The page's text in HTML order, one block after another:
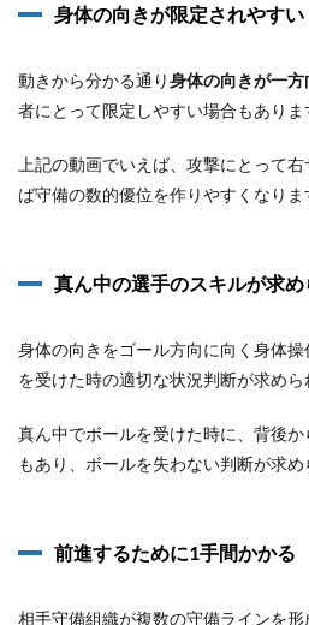
身体の向きが限定されやすい
動きから分かる通り身体の向きが一方
者にとって限定しやすい場合もありま
上記の動画でいえば、攻撃にとって
ば守備の数的優位を作りやすくなりま
真ん中の選手のスキルが求め
身体の向きをゴール方向に向く身体
を受けた時の適切な状況判断が求めら
真ん中でボールを受けた時に、背後
もあり、ボールを失わない判断が求め
前進するために1手間かかる
相手守備組織が複数の守備ラインを